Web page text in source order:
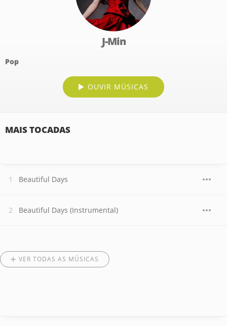
J-Min
Pop
OUVIR MÚSICAS
MAIS TOCADAS
Beautiful Days
Beautiful Days (Instrumental)
VER TODAS AS MÚSICAS